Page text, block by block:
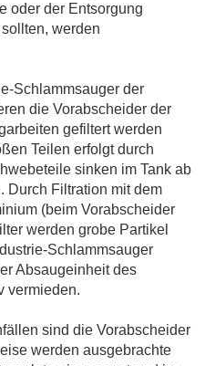
oder der Entsorgung
werden
Schlammsauger der
die Vorabscheider der
gefiltert werden
Teilen erfolgt durch
sinken im Tank ab
Durch Filtration mit dem
(beim Vorabscheider
werden grobe Partikel
Schlammsauger
Absaugeinheit des
vermieden.
sind die Vorabscheider
werden ausgebrachte